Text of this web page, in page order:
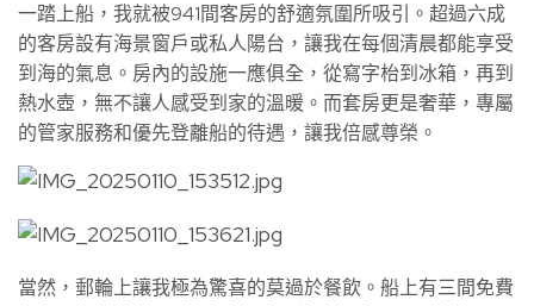
一踏上船，我就被941間客房的舒適氛圍所吸引。超過六成
的客房設有海景窗戶或私人陽台，讓我在每個清晨都能享受
到海的氣息。房內的設施一應俱全，從寫字枱到冰箱，再到
熱水壺，無不讓人感受到家的溫暖。而套房更是奢華，專屬
的管家服務和優先登離船的待遇，讓我倍感尊榮。
當然，郵輪上讓我極為驚喜的莫過於餐飲。船上有三間免費